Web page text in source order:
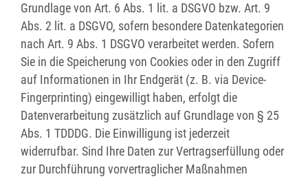
Grundlage von Art. 6 Abs. 1 lit. a DSGVO bzw. Art. 9
Abs. 2 lit. a DSGVO, sofern besondere Datenkategorien
nach Art. 9 Abs. 1 DSGVO verarbeitet werden. Sofern
Sie in die Speicherung von Cookies oder in den Zugriff
auf Informationen in Ihr Endgerät (z. B. via Device-
Fingerprinting) eingewilligt haben, erfolgt die
Datenverarbeitung zusätzlich auf Grundlage von § 25
Abs. 1 TDDDG. Die Einwilligung ist jederzeit
widerrufbar. Sind Ihre Daten zur Vertragserfüllung oder
zur Durchführung vorvertraglicher Maßnahmen